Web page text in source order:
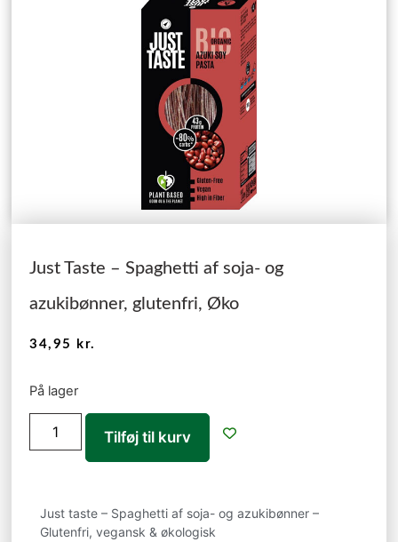
Just Taste – Spaghetti af soja- og
azukibønner, glutenfri, Øko
34,95 kr.
På lager
Tilføj til kurv
Just taste – Spaghetti af soja- og azukibønner –
Glutenfri, vegansk & økologisk